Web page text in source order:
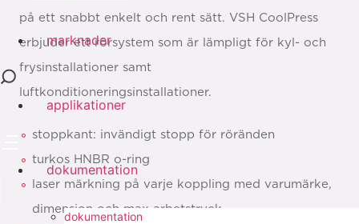
marknader
applikationer
dokumentation
dokumentation
på ett snabbt enkelt och rent sätt. VSH CoolPress
erbjuder ett rörsystem som är lämpligt för kyl- och
frysinstallationer samt
luftkonditioneringsinstallationer.
stoppkant: invändigt stopp för röränden
turkos HNBR o-ring
laser märkning på varje koppling med varumärke,
dimension och max arbetstryck